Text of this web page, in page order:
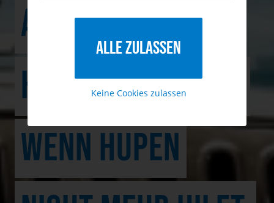
Alle zulassen
Keine Cookies zulassen
AUFFALLEN IM
HOCHZEITSKORSO:
WENN HUPEN